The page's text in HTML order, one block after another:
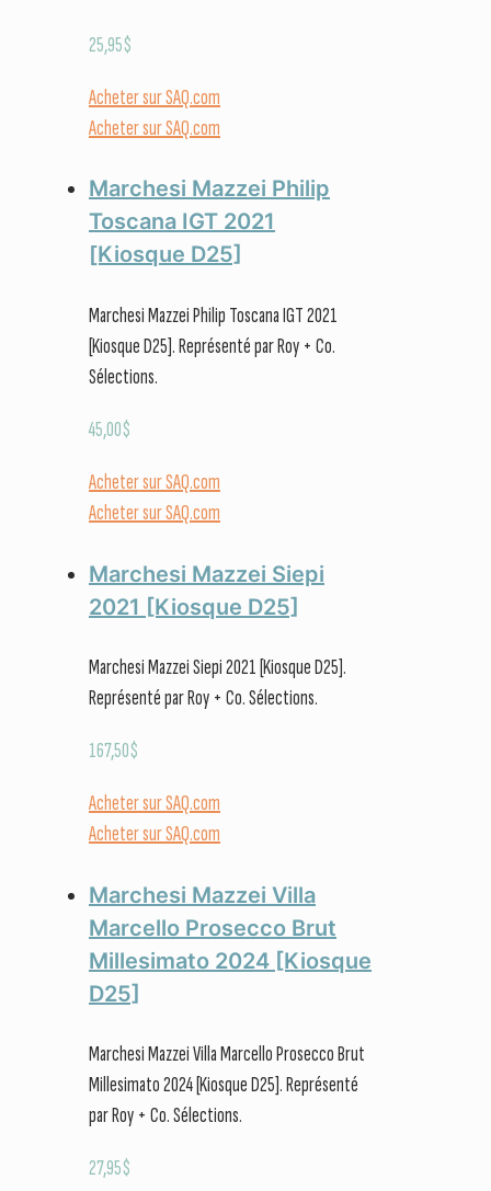
25,95$
Acheter sur SAQ.com
Acheter sur SAQ.com
Marchesi Mazzei Philip
Toscana IGT 2021
[Kiosque D25]
Marchesi Mazzei Philip Toscana IGT 2021
[Kiosque D25]. Représenté par Roy + Co.
Sélections.
45,00$
Acheter sur SAQ.com
Acheter sur SAQ.com
Marchesi Mazzei Siepi
2021 [Kiosque D25]
Marchesi Mazzei Siepi 2021 [Kiosque D25].
Représenté par Roy + Co. Sélections.
167,50$
Acheter sur SAQ.com
Acheter sur SAQ.com
Marchesi Mazzei Villa
Marcello Prosecco Brut
Millesimato 2024 [Kiosque
D25]
Marchesi Mazzei Villa Marcello Prosecco Brut
Millesimato 2024 [Kiosque D25]. Représenté
par Roy + Co. Sélections.
27,95$